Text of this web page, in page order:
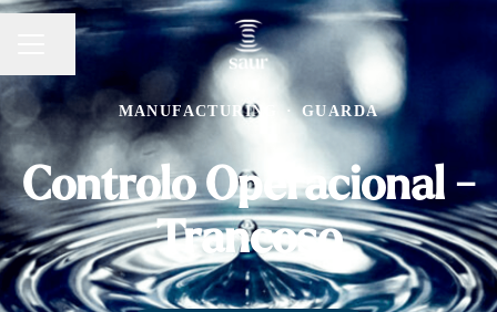
CAREER MENU
Share page
MANUFACTURING · GUARDA
Controlo Operacional -
Trancoso